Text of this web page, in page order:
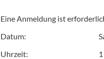
Eine Anmeldung ist
Datum:
Uhrzeit: